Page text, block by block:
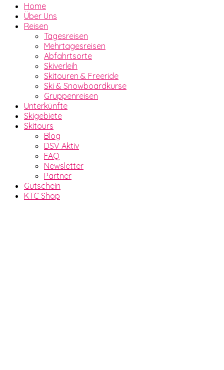
Home
Über Uns
Reisen
Tagesreisen
Mehrtagesreisen
Abfahrtsorte
Skiverleih
Skitouren & Freeride
Ski & Snowboardkurse
Gruppenreisen
Unterkünfte
Skigebiete
Skitours
Blog
DSV Aktiv
FAQ
Newsletter
Partner
Gutschein
KTC Shop